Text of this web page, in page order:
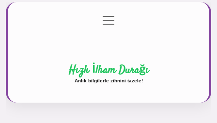
Gizlilik Politikası
menüyü
aç
Hızlı İlham Durağı
Anlık bilgilerle zihnini tazele!